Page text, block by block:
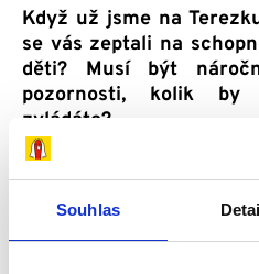
Souhlas
Když už jsme na
se vás zeptali na
děti? Musí být
pozornosti, kolik by
zvládáte?
Všude říkám, že máme
Musíme i chceme to
potřebují. Máme širší
pomáhá. Hlavně s